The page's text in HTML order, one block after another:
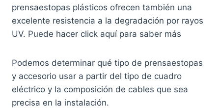
prensaestopas plásticos ofrecen también una
excelente resistencia a la degradación por rayos
UV. Puede hacer click aquí para saber más
Podemos determinar qué tipo de prensaestopas
y accesorio usar a partir del tipo de cuadro
eléctrico y la composición de cables que sea
precisa en la instalación.